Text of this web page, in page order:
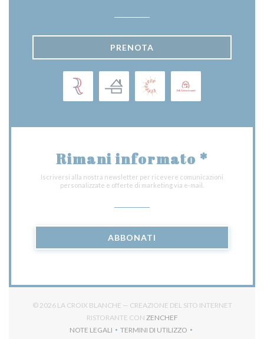
PRENOTA
Rimani informato *
Iscriversi alla nostra newsletter per ricevere comunicazioni
personalizzate e offerte di marketing via e-mail.
ABBONATI
© 2026 LA CROIX BLANCHE — CREAZIONE DEL SITO INTERNET
RISTORANTE CON ZENCHEF((APRE UNA NUOVA
NOTE LEGALI
((APRE UNA NUOVA FINESTRA))
TERMINI DI UTILIZZO
((APRE UNA NUOVA FINESTRA))